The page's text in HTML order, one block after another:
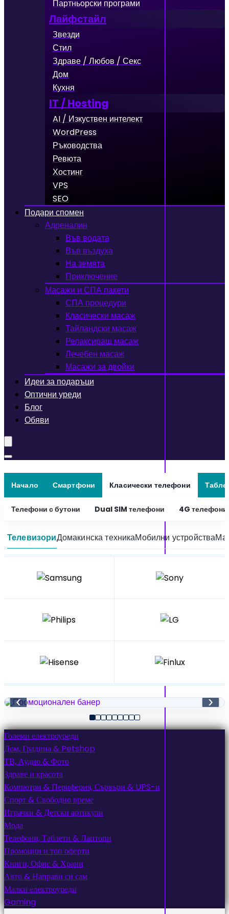
Партньорски програми
Лайфстайл
Звезди
Стил
Здраве / Любов / Секс
Дом
Кухня
IT / Hosting
AI / Изкуствен интелект
WordPress
Ръководства
Ревюта
Хостинг
VPS
SEO
Подари спомен
Адреналин
Във водата
Във въздуха
На земята
Приключение
Масажи и СПА пакети
СПА процедури
Класически масаж
Тайландски масаж
Релаксиращ масаж
Лечебен масаж
Масажи за двойки
Идеи за подаръци
Оптични уреди
Блог
Обяви
Начало Смартфони Класически телефони
Телефони с бутони Dual SIM телефони 4G телефони
ТелевизориДомакинска техникаМобилни устройства
‹ ›
Големи електроуреди
Дом, Градина & Petshop
ТВ, Аудио & Фото
Здраве и красота
Компютри & Периферия, Сървъри & UPS-и
Спорт & Свободно време
Играчки & Детски артикули
Мода
Телефони, Таблети & Лаптопи
Промоции и топ оферти
Книги, Офис & Храни
Авто & Направи си сам
Малки електроуреди
Gaming